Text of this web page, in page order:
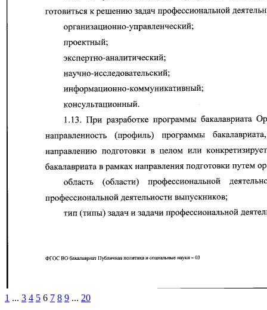
1 ... 3 4 5 6 7 8 9 ... 20